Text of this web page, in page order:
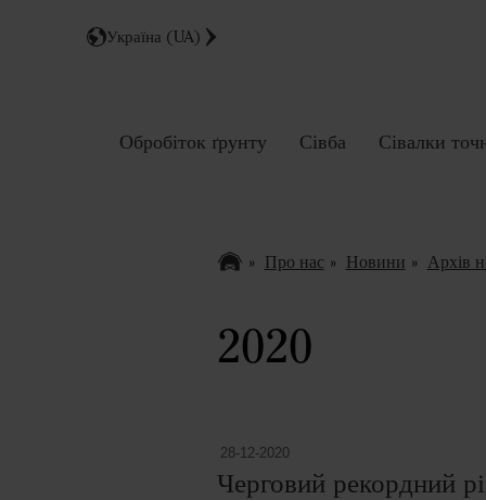
Україна (UA)
Обробіток ґрунту Сівба Сівалки
Про нас Новини Архів
2020
28-12-2020
Черговий рекордний